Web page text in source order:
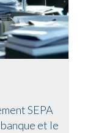
SEPA
et le